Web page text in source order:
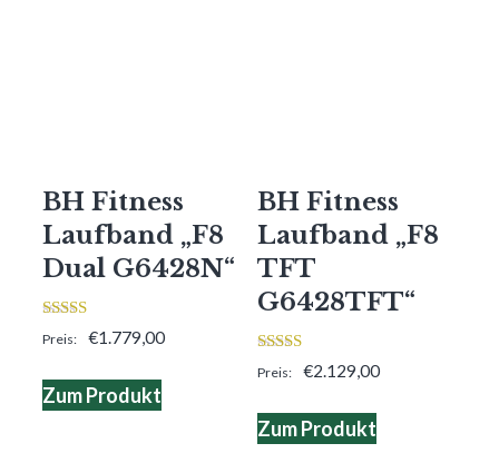
BH Fitness
Laufband „F8
Dual G6428N“
4.00
von 5
€1.779,00
Zum Produkt
BH Fitness
Laufband „F8
TFT
G6428TFT“
4.00
von 5
€2.129,00
Zum Produkt